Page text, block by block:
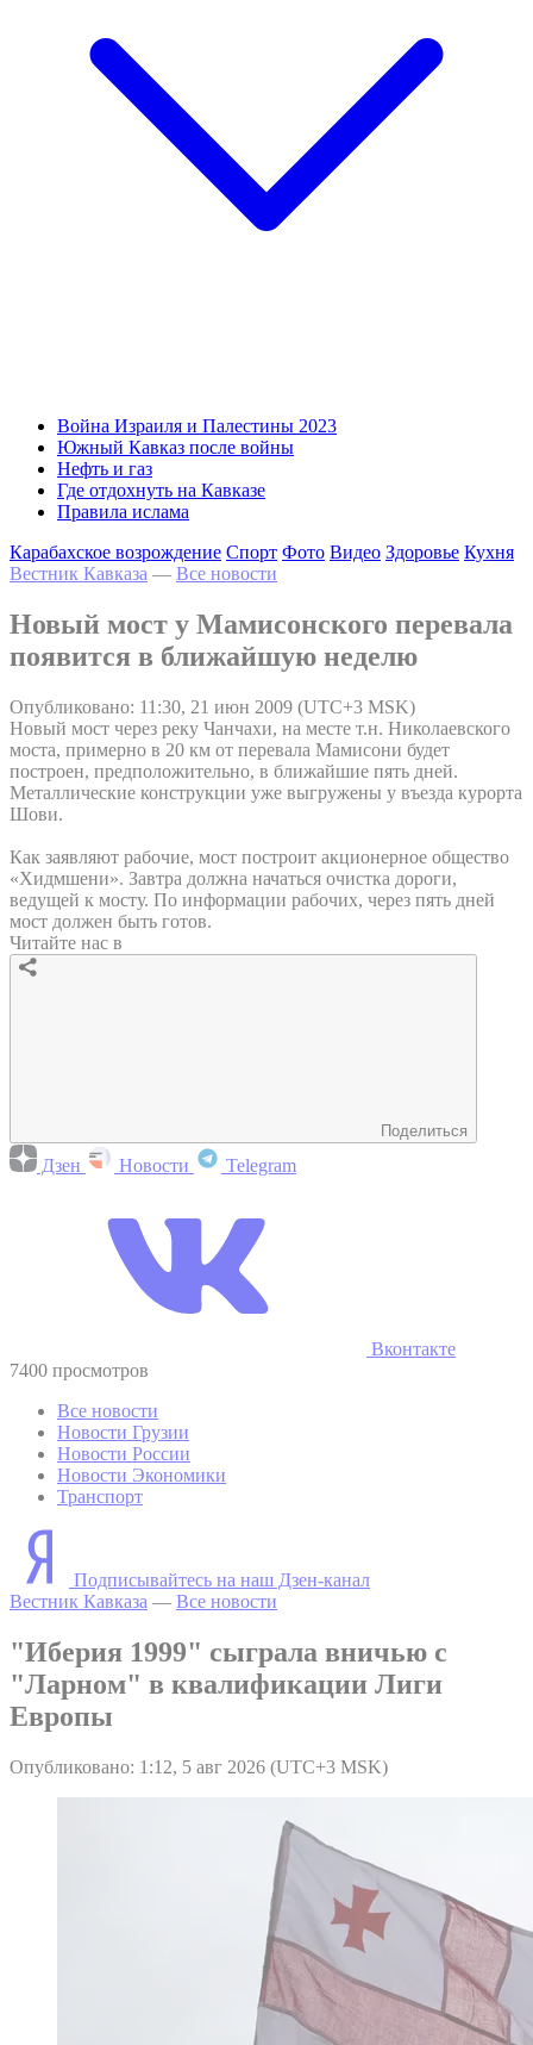
Война Израиля и Палестины 2023
Южный Кавказ после войны
Нефть и газ
Где отдохнуть на Кавказе
Правила ислама
Карабахское возрождение Спорт Фото Видео Здоровье Кухня
Вестник Кавказа — Все новости
Новый мост у Мамисонского перевала
появится в ближайшую неделю
Опубликовано: 11:30, 21 июн 2009 (UTC+3 MSK)
Новый мост через реку Чанчахи, на месте т.н. Николаевского
моста, примерно в 20 км от перевала Мамисони будет
построен, предположительно, в ближайшие пять дней.
Металлические конструкции уже выгружены у въезда курорта
Шови.
Как заявляют рабочие, мост построит акционерное общество
«Хидмшени». Завтра должна начаться очистка дороги,
ведущей к мосту. По информации рабочих, через пять дней
мост должен быть готов.
Читайте нас в
Поделиться
Дзен Новости Telegram
Вконтакте
7400 просмотров
Все новости
Новости Грузии
Новости России
Новости Экономики
Транспорт
Подписывайтесь на наш Дзен-канал
Вестник Кавказа — Все новости
"Иберия 1999" сыграла вничью с
"Ларном" в квалификации Лиги
Европы
Опубликовано: 1:12, 5 авг 2026 (UTC+3 MSK)